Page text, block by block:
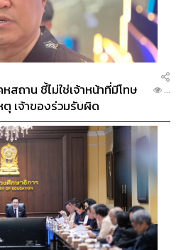
ถาน ชี้ไม่ใช่เจ้าหน้าที่มีโทษ
เจ้าของร่วมรับผิด
...